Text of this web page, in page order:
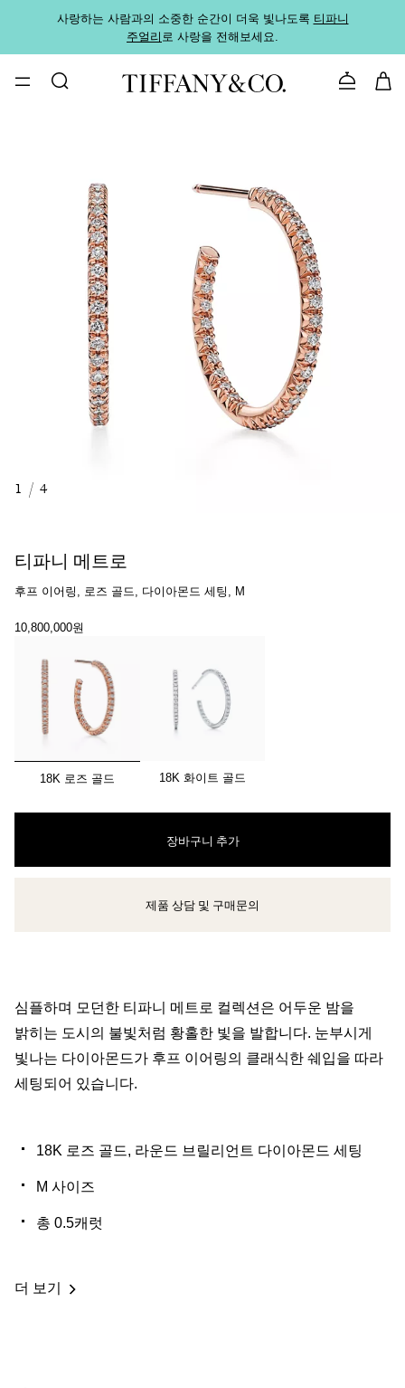
사랑하는 사람과의 소중한 순간이 더욱 빛나도록 티파니
주얼리로 사랑을 전해보세요.
문의하기
1 / 4
티파니 메트로
후프 이어링, 로즈 골드, 다이아몬드 세팅, M
10,800,000원
선택됨
18K 로즈 골드 18K 화이트 골드
장바구니 추가
클라이언트 어드바이저에게 문의하거나 예약하세요
제품 상담 및 구매문의
심플하며 모던한 티파니 메트로 컬렉션은 어두운 밤을
밝히는 도시의 불빛처럼 황홀한 빛을 발합니다. 눈부시게
빛나는 다이아몬드가 후프 이어링의 클래식한 쉐입을 따라
세팅되어 있습니다.
18K 로즈 골드, 라운드 브릴리언트 다이아몬드 세팅
M 사이즈
총 0.5캐럿
더 보기